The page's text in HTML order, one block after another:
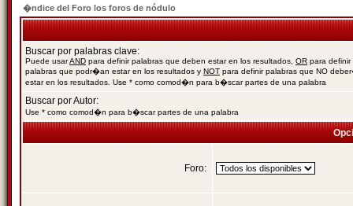
�ndice del Foro los foros de nódulo
Buscar por palabras clave:
Puede usarAND para definir palabras que deben estar en los resultados, OR para definir
palabras que podr�an estar en los resultados y NOT para definir palabras que NO
estar en los resultados. Use * como comod�n para b�scar partes de una palabra
Buscar por Autor:
Use * como comod�n para b�scar partes de una palabra
Foro: